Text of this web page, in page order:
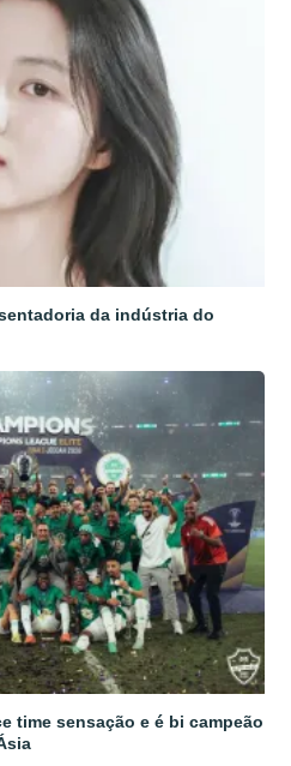
da indústria do
time sensação e é bi campeão